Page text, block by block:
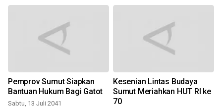
Pemprov Sumut Siapkan
Bantuan Hukum Bagi Gatot
Sabtu, 13 Juli 2041
Kesenian Lintas Budaya
Sumut Meriahkan HUT RI ke
70